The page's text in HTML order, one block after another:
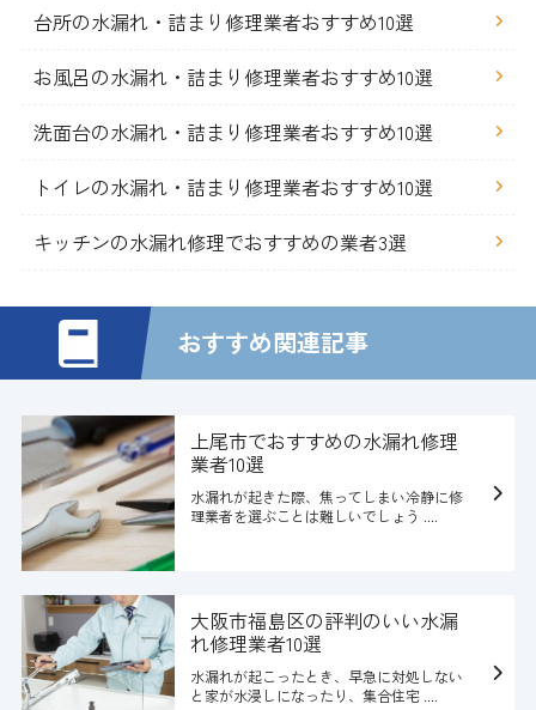
台所の水漏れ・詰まり修理業者おすすめ10選
お風呂の水漏れ・詰まり修理業者おすすめ10選
洗面台の水漏れ・詰まり修理業者おすすめ10選
トイレの水漏れ・詰まり修理業者おすすめ10選
キッチンの水漏れ修理でおすすめの業者3選
おすすめ関連記事
上尾市でおすすめの水漏れ修理
業者10選
水漏れが起きた際、焦ってしまい冷静に修
理業者を選ぶことは難しいでしょう ....
大阪市福島区の評判のいい水漏
れ修理業者10選
水漏れが起こったとき、早急に対処しない
と家が水浸しになったり、集合住宅 ....